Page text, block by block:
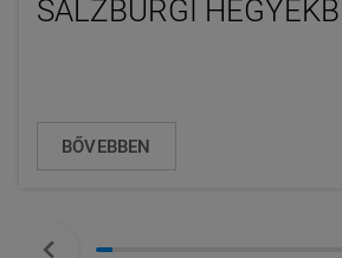
SALZBURGI
BŐVEBBEN